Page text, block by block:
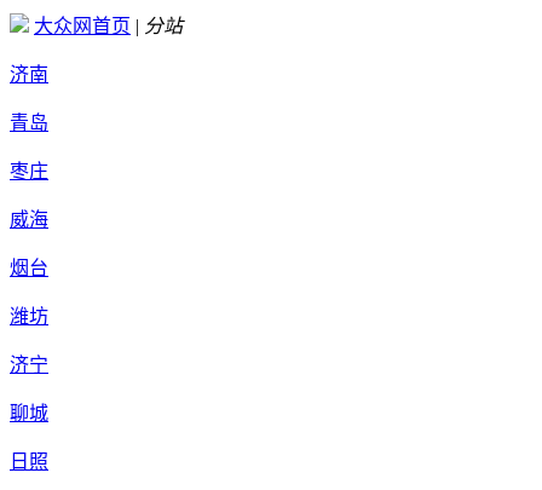
大众网首页 | 分站
济南
青岛
枣庄
威海
烟台
潍坊
济宁
聊城
日照